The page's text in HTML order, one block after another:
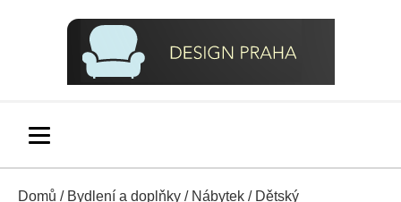
Domů / Bydlení a doplňky / Nábytek / Dětský